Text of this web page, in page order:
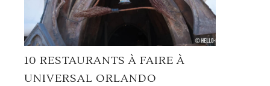
10 RESTAURANTS À FAIRE À
UNIVERSAL ORLANDO